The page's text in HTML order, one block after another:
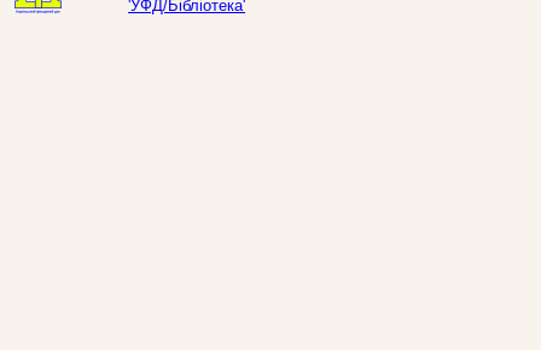
'УФД/Бібліотека'